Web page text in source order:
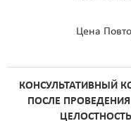
Цена
КОНСУЛЬТАТИВНЫЙ
ПОСЛЕ